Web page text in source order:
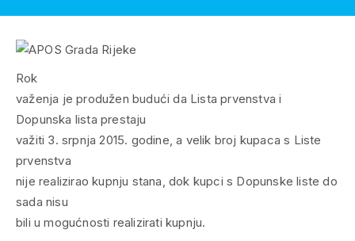
Rok
važenja je produžen budući da Lista prvenstva i
Dopunska lista prestaju
važiti 3. srpnja 2015. godine, a velik broj kupaca s Liste
prvenstva
nije realizirao kupnju stana, dok kupci s Dopunske liste do
sada nisu
bili u mogućnosti realizirati kupnju.